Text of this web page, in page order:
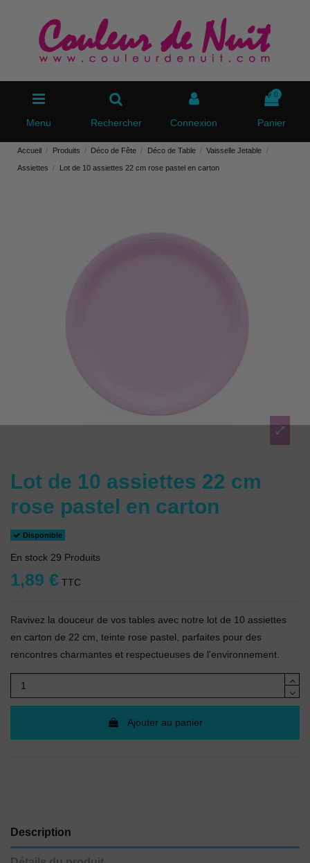
Menu Rechercher Connexion
0
Panier
Accueil Produits Déco de Fête Déco de Table Vaisselle Jetable
Assiettes Lot de 10 assiettes 22 cm rose pastel en carton
Lot de 10 assiettes 22 cm
rose pastel en carton
Disponible
En stock 29 Produits
1,89 € TTC
Ravivez la douceur de vos tables avec notre lot de 10 assiettes
en carton de 22 cm, teinte rose pastel, parfaites pour des
rencontres charmantes et respectueuses de l'environnement.
Ajouter au panier
Description